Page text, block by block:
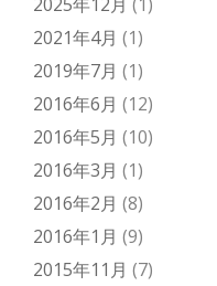
2021年4月 (1)
2019年7月 (1)
2016年6月 (12)
2016年5月 (10)
2016年3月 (1)
2016年2月 (8)
2016年1月 (9)
2015年11月 (7)